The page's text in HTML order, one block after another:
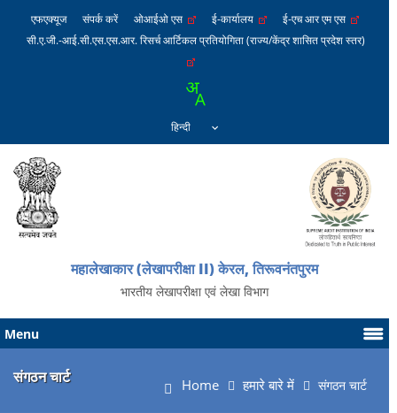
एफएक्यूज संपर्क करें ओआईओ एस ई-कार्यालय
ई-एच आर एम एस
सी.ए.जी.-आई.सी.एस.एस.आर. रिसर्च आर्टिकल प्रतियोगिता (राज्य/केंद्र शासित प्रदेश स्तर)
महालेखाकार (लेखापरीक्षा II) केरल, तिरूवनंतपुरम
भारतीय लेखापरीक्षा एवं लेखा विभाग
Menu
संगठन चार्ट Home हमारे बारे में संगठन चार्ट